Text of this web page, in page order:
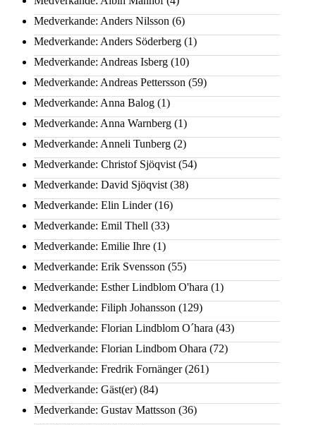
Medverkande: Anders Nilsson (6)
Medverkande: Anders Söderberg (1)
Medverkande: Andreas Isberg (10)
Medverkande: Andreas Pettersson (59)
Medverkande: Anna Balog (1)
Medverkande: Anna Warnberg (1)
Medverkande: Anneli Tunberg (2)
Medverkande: Christof Sjöqvist (54)
Medverkande: David Sjöqvist (38)
Medverkande: Elin Linder(16)
Medverkande: Emil Thell (33)
Medverkande: Emilie Ihre (1)
Medverkande: Erik Svensson (55)
Medverkande: Esther Lindblom O'hara (1)
Medverkande: Filiph Johansson (129)
Medverkande: Florian Lindblom O´hara (43)
Medverkande: Florian Lindbom Ohara (72)
Medverkande: Fredrik Fornänger(261)
Medverkande: Gäst(er) (84)
Medverkande: Gustav Mattsson (36)